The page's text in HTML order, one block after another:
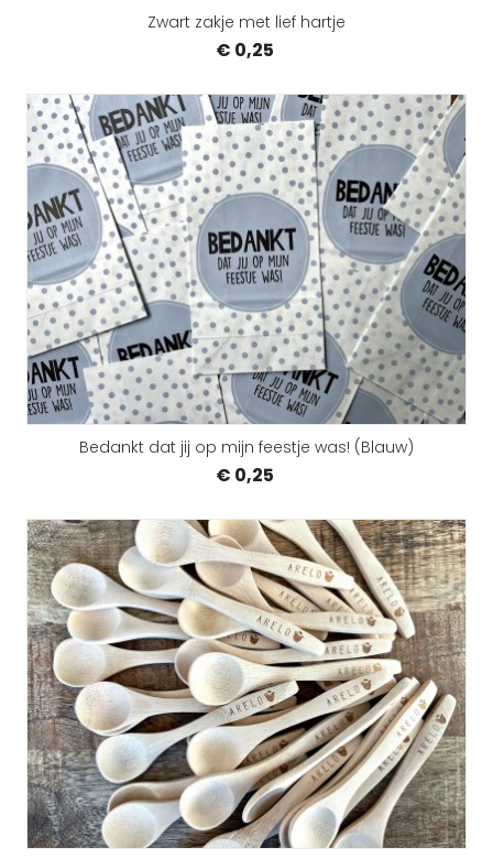
Zwart zakje met lief hartje
€ 0,25
Bedankt dat jij op mijn feestje was! (Blauw)
€ 0,25